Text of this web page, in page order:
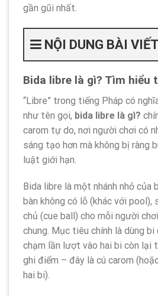
gần gũi nhất.
NỘI DUNG BÀI VIẾT
Bida libre là gì? Tìm hiểu
“Libre” trong tiếng Pháp có
như tên gọi, bida libre là gì?
carom tự do, nơi người chơi có
sáng tạo hơn mà không bị ràng
luật giới hạn.
Bida libre là một nhánh nhỏ của
bàn không có lỗ (khác với
chủ (cue ball) cho mỗi người
chung. Mục tiêu chính là dùng bi
chạm lần lượt vào hai bi còn lại
ghi điểm – đây là cú carom
hai bi).